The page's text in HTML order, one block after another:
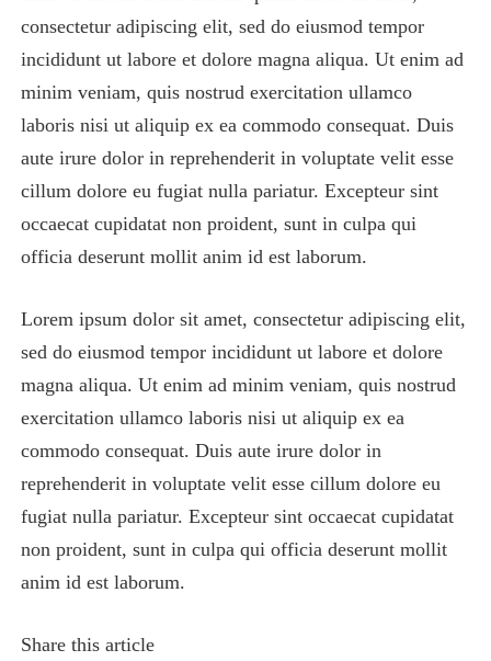
consectetur adipiscing elit, sed do eiusmod tempor
incididunt ut labore et dolore magna aliqua. Ut enim ad
minim veniam, quis nostrud exercitation ullamco
laboris nisi ut aliquip ex ea commodo consequat. Duis
aute irure dolor in reprehenderit in voluptate velit esse
cillum dolore eu fugiat nulla pariatur. Excepteur sint
occaecat cupidatat non proident, sunt in culpa qui
officia deserunt mollit anim id est laborum.
Lorem ipsum dolor sit amet, consectetur adipiscing elit,
sed do eiusmod tempor incididunt ut labore et dolore
magna aliqua. Ut enim ad minim veniam, quis nostrud
exercitation ullamco laboris nisi ut aliquip ex ea
commodo consequat. Duis aute irure dolor in
reprehenderit in voluptate velit esse cillum dolore eu
fugiat nulla pariatur. Excepteur sint occaecat cupidatat
non proident, sunt in culpa qui officia deserunt mollit
anim id est laborum.
Share this article